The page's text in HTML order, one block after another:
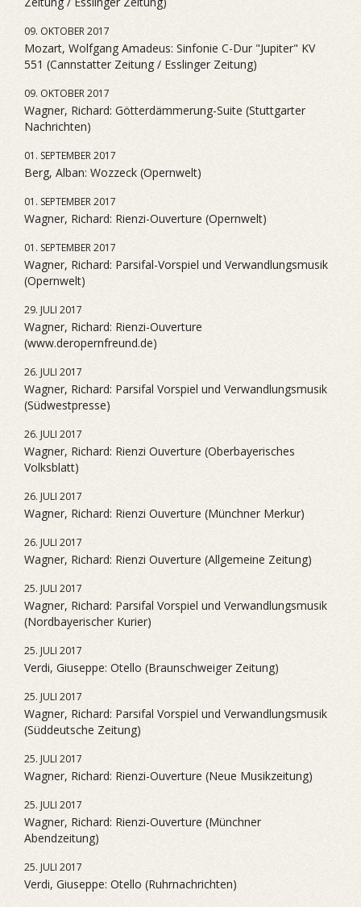
09. OKTOBER 2017
Mozart, Wolfgang Amadeus: Sinfonie C-Dur "Jupiter" KV
551 (Cannstatter Zeitung / Esslinger Zeitung)
09. OKTOBER 2017
Wagner, Richard: Götterdämmerung-Suite (Stuttgarter
Nachrichten)
01. SEPTEMBER 2017
Berg, Alban: Wozzeck (Opernwelt)
01. SEPTEMBER 2017
Wagner, Richard: Rienzi-Ouverture (Opernwelt)
01. SEPTEMBER 2017
Wagner, Richard: Parsifal-Vorspiel und Verwandlungsmusik
(Opernwelt)
29. JULI 2017
Wagner, Richard: Rienzi-Ouverture
(www.deropernfreund.de)
26. JULI 2017
Wagner, Richard: Parsifal Vorspiel und Verwandlungsmusik
(Südwestpresse)
26. JULI 2017
Wagner, Richard: Rienzi Ouverture (Oberbayerisches
Volksblatt)
26. JULI 2017
Wagner, Richard: Rienzi Ouverture (Münchner Merkur)
26. JULI 2017
Wagner, Richard: Rienzi Ouverture (Allgemeine Zeitung)
25. JULI 2017
Wagner, Richard: Parsifal Vorspiel und Verwandlungsmusik
(Nordbayerischer Kurier)
25. JULI 2017
Verdi, Giuseppe: Otello (Braunschweiger Zeitung)
25. JULI 2017
Wagner, Richard: Parsifal Vorspiel und Verwandlungsmusik
(Süddeutsche Zeitung)
25. JULI 2017
Wagner, Richard: Rienzi-Ouverture (Neue Musikzeitung)
25. JULI 2017
Wagner, Richard: Rienzi-Ouverture (Münchner
Abendzeitung)
25. JULI 2017
Verdi, Giuseppe: Otello (Ruhrnachrichten)